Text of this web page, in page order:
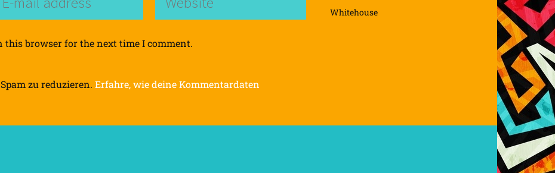
this browser for the next time I comment.
zu reduzieren. Erfahre, wie deine Kommentardaten
Whitehouse